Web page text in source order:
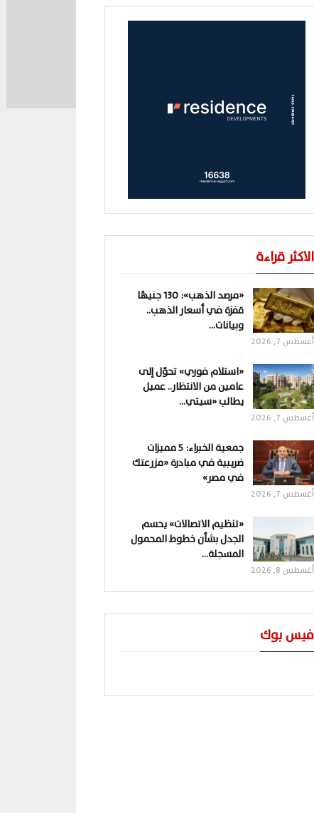
الاكثر قراءة
«مرصد الذهب»: 130 جنيهًا
قفزة في أسعار الذهب..
وبيانات…
أغسطس 7, 2026
«استلام فوري» تحوّل إلى
عامين من الانتظار.. عميل
يطالب «سيتي…
أغسطس 7, 2026
جمعية الخبراء: 5 مميزات
ضريبية في مبادرة «مزرعتك
في مصر»
أغسطس 7, 2026
«تنظيم الاتصالات» يحسم
الجدل بشأن خطوط المحمول
المسجلة…
أغسطس 8, 2026
فيس بوك